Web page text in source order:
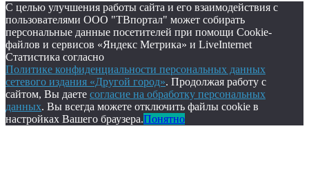
С целью улучшения работы сайта и его взаимодействия с
пользователями ООО "ТВпортал" может собирать
персональные данные посетителей при помощи Cookie-
файлов и сервисов «Яндекс Метрика» и LiveInternet
Статистика согласно
Политике конфиденциальности персональных данных
сетевого издания «Другой город». Продолжая работу с
сайтом, Вы даете согласие на обработку персональных
данных. Вы всегда можете отключить файлы cookie в
настройках Вашего браузера.Понятно